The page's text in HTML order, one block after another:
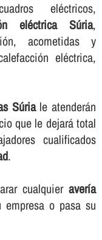
eléctricos,
eléctrica Súria,
acometidas y
eléctrica,
Súriale atenderán
que le dejará total
cualificados
.
cualquieraverí­a
o pasa su